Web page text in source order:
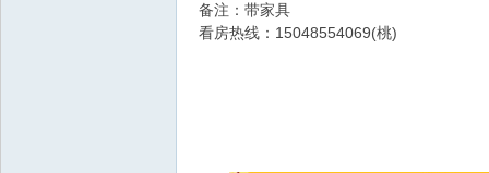
备注：带家具
看房热线：15048554069(桃)